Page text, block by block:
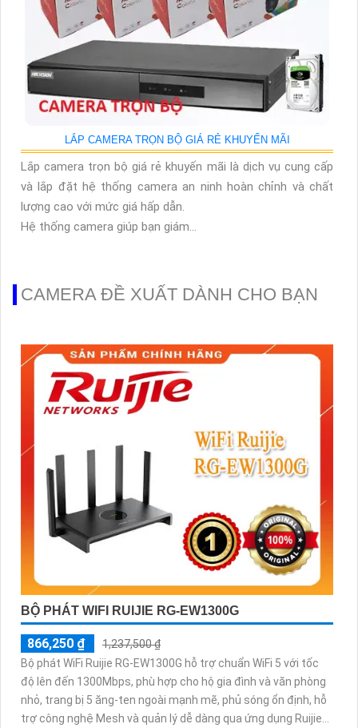
LẮP CAMERA TRỌN BỘ GIÁ RẺ KHUYẾN MÃI
Lắp camera trọn bộ giá rẻ khuyến mãi là dịch vụ cung cấp
và lắp đặt hệ thống camera an ninh hoàn chỉnh và chất
lượng cao với mức giá hấp dẫn.
Hệ thống camera giúp bạn giám...
CAMERA ĐỀ XUẤT DÀNH CHO BẠN
BỘ PHÁT WIFI RUIJIE RG-EW1300G
866,250 ₫
1,237,500 ₫
Bộ phát WiFi Ruijie RG-EW1300G hỗ trợ chuẩn WiFi 5 với tốc
độ lên đến 1300Mbps, phù hợp cho hộ gia đình và văn phòng
nhỏ, trang bị 5 ăng-ten ngoài mạnh mẽ, phủ sóng ổn định, hỗ
trợ công nghệ Mesh và quản lý dễ dàng qua ứng dụng Ruijie